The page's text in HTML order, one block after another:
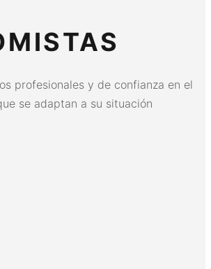
profesionales y de confianza en el
se adaptan a su situación